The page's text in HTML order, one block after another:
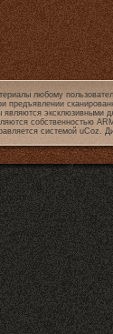
любому
предъявлении
эксклюзивными
собственностью
системой uCoz.